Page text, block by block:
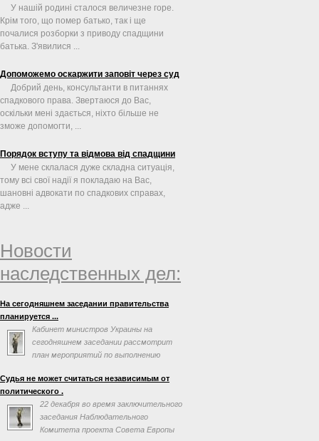
У нашій родині сталося величезне горе.
Крім того, що помер батько, так і ще
почалися розборки з приводу спадщини
батька. З'явилися ...
Допоможемо оскаржити заповіт через суд
Добрий день, консультанти в питаннях
спадкового права. Звертаюся до Вас,
оскільки мені здається, ніхто більше не
зможе допомогти, ...
Порядок вступу та відмова від спадщини
У мене склалася дуже складна ситуація,
тому всі свої надії я покладаю на Вас,
шановні адвокати по спадкових справах,
адже ...
Новости
наследственных дел:
На сегодняшнем заседании правительства
планируется ...
Кабинет министров Украины на
сегодняшнем заседании рассмотрит
план мероприятий по выполнению
Евросоюзом. Об этом говорится в повестке дня
заседания на сайте правительства.
Судья не может считаться независимым от
политического .
22 декабря во время заключительного
заседания Наблюдательного
Комитета проекта Совета Европы